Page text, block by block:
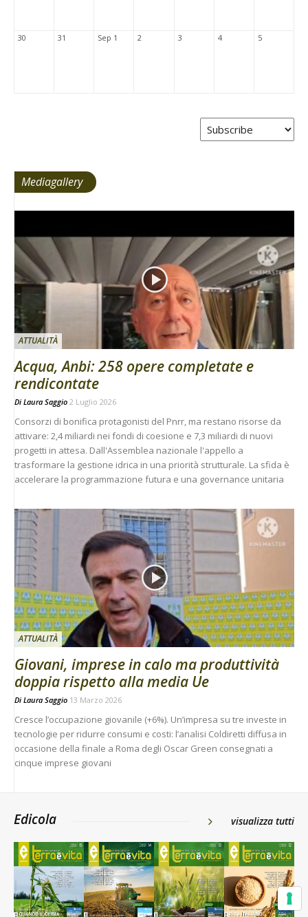
30 31 Sep 1 2 3 4 5
Mediagallery
ATTUALITÀ
Acqua, Anbi: 258 opere completate e
rendicontate
Di Laura Saggio 2 Luglio 2026
Consorzi di bonifica protagonisti del Pnrr, ma restano risorse da
attivare: 2,4 miliardi nei fondi di coesione e 7,3 miliardi di nuovi
progetti in attesa. Dall'Assemblea nazionale l'appello a
trasformare la gestione idrica in una priorità strutturale. La sfida è
accelerare la programmazione futura e una governance unitaria
ATTUALITÀ
Giovani, imprese in calo ma produttività
doppia rispetto alla media Ue
Di Laura Saggio 13 Marzo 2026
Cresce l’occupazione giovanile (+6%). Un’impresa su tre investe in
tecnologie per ridurre consumi e costi: l’analisi Coldiretti diffusa in
occasione della finale a Roma degli Oscar Green consegnati a
cinque imprese giovani
Edicola visualizza tutti